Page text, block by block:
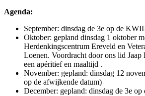
Agenda:
September: dinsdag de 3e op de
Oktober: gepland dinsdag 1 oktober
Herdenkingscentrum Ereveld en
Loenen. Voordracht door ons lid
een apéritief en maaltijd .
November: gepland: dinsdag 12
op de afwijkende datum)
December: gepland: dinsdag de 3e